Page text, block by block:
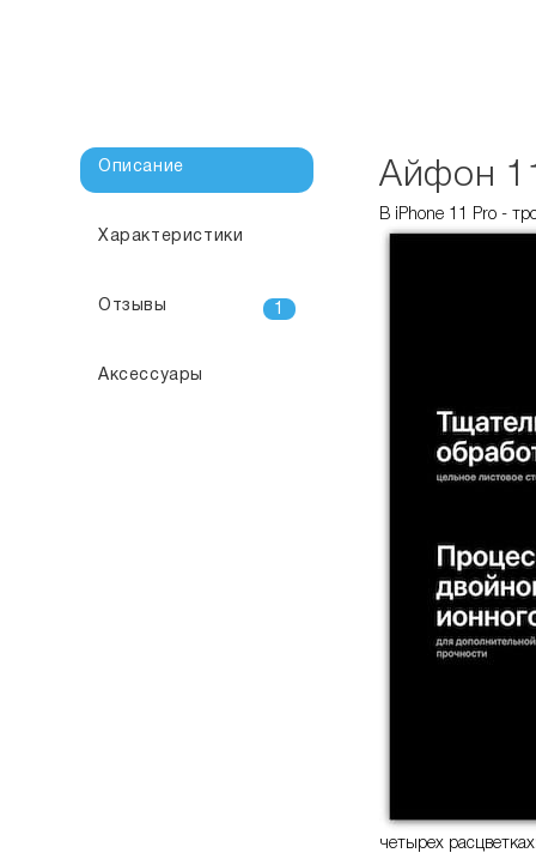
Описание
Характеристики
Отзывы 1
Аксессуары
Айфон
В iPhone 11 Pro -
четырех